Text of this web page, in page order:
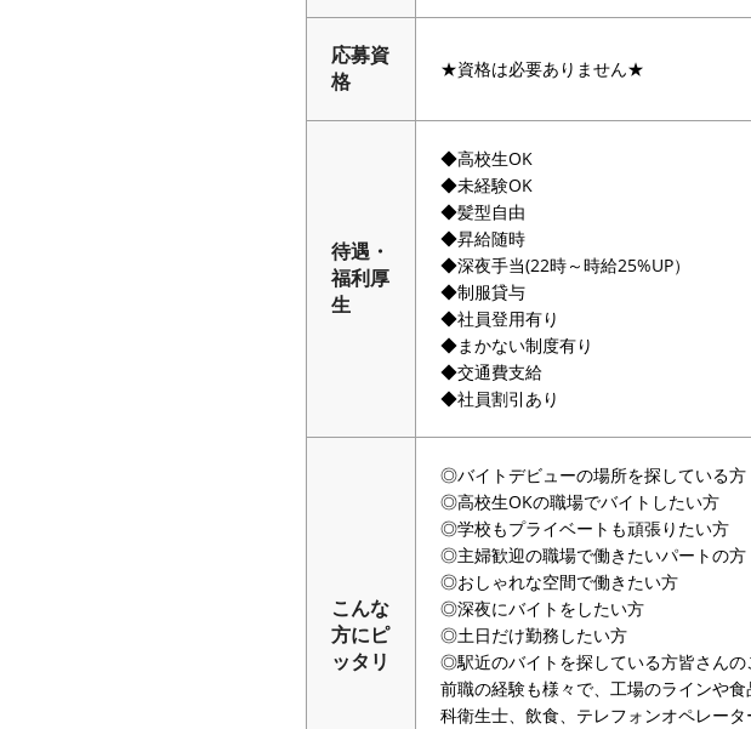
応募資
格
★資格は必要ありません★
待遇・
福利厚
生
◆高校生OK
◆未経験OK
◆髪型自由
◆昇給随時
◆深夜手当(22時～時給25%UP）
◆制服貸与
◆社員登用有り
◆まかない制度有り
◆交通費支給
◆社員割引あり
こんな
方にピ
ッタリ
◎バイトデビューの場所を探している方
◎高校生OKの職場でバイトしたい方
◎学校もプライベートも頑張りたい方
◎主婦歓迎の職場で働きたいパートの方
◎おしゃれな空間で働きたい方
◎深夜にバイトをしたい方
◎土日だけ勤務したい方
◎駅近のバイトを探している方皆さんの
前職の経験も様々で、工場のラインや
科衛生士、飲食、テレフォンオペレー